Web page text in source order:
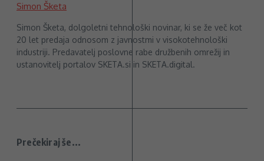
Simon Šketa
Simon Šketa, dolgoletni tehnološki novinar, ki se že več kot
20 let predaja odnosom z javnostmi v visokotehnološki
industriji. Predavatelj poslovne rabe družbenih omrežij in
ustanovitelj portalov SKETA.si in SKETA.digital.
Prečekiraj še...